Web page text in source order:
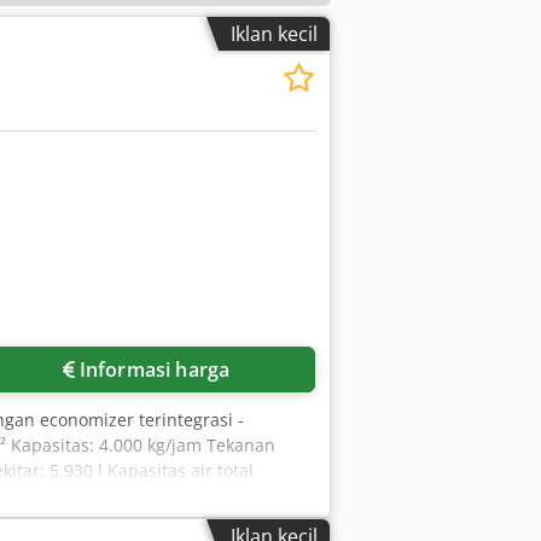
Iklan kecil
Informasi harga
economizer terintegrasi -
Kapasitas: 4.000 kg/jam Tekanan
5.930 l Kapasitas air total
yang tersedia.